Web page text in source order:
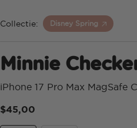
Collectie: Disney Spring
Minnie
iPhone 17 Pro Max MagSafe
$45,00